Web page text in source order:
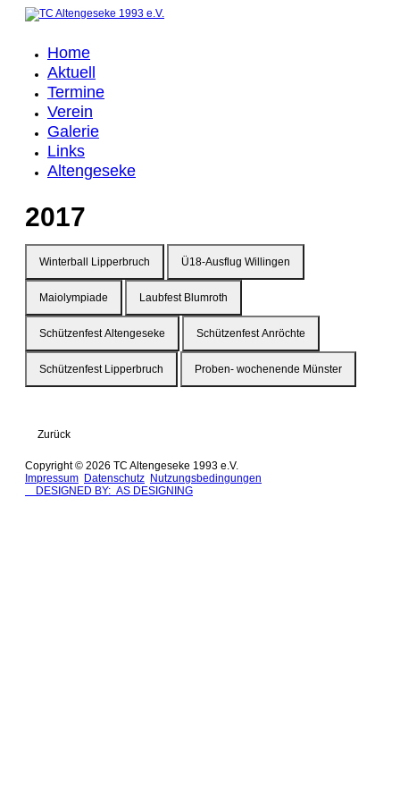
Home
Aktuell
Termine
Verein
Galerie
Links
Altengeseke
2017
Winterball Lipperbruch Ü18-Ausflug Willingen
Maiolympiade Laubfest Blumroth
Schützenfest Altengeseke Schützenfest Anröchte
Schützenfest Lipperbruch Proben- wochenende Münster
Zurück
Copyright © 2026 TC Altengeseke 1993 e.V.
Impressum Datenschutz Nutzungsbedingungen
DESIGNED BY: AS DESIGNING